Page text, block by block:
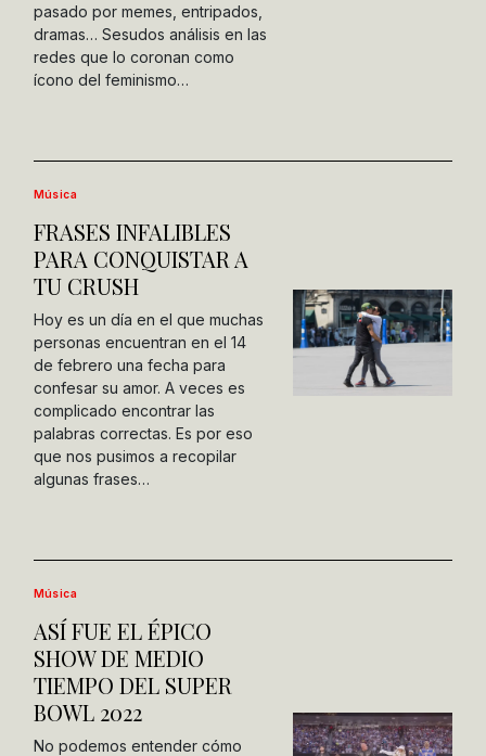
pasado por memes, entripados,
dramas… Sesudos análisis en las
redes que lo coronan como
ícono del feminismo…
Música
FRASES INFALIBLES
PARA CONQUISTAR A
TU CRUSH
Hoy es un día en el que muchas
personas encuentran en el 14
de febrero una fecha para
confesar su amor. A veces es
complicado encontrar las
palabras correctas. Es por eso
que nos pusimos a recopilar
algunas frases…
Música
ASÍ FUE EL ÉPICO
SHOW DE MEDIO
TIEMPO DEL SUPER
BOWL 2022
No podemos entender cómo